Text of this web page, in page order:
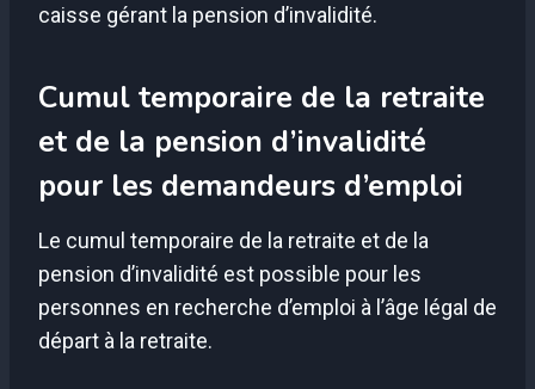
caisse gérant la pension d’invalidité.
Cumul temporaire de la retraite
et de la pension d’invalidité
pour les demandeurs d’emploi
Le cumul temporaire de la retraite et de la
pension d’invalidité est possible pour les
personnes en recherche d’emploi à l’âge légal de
départ à la retraite.